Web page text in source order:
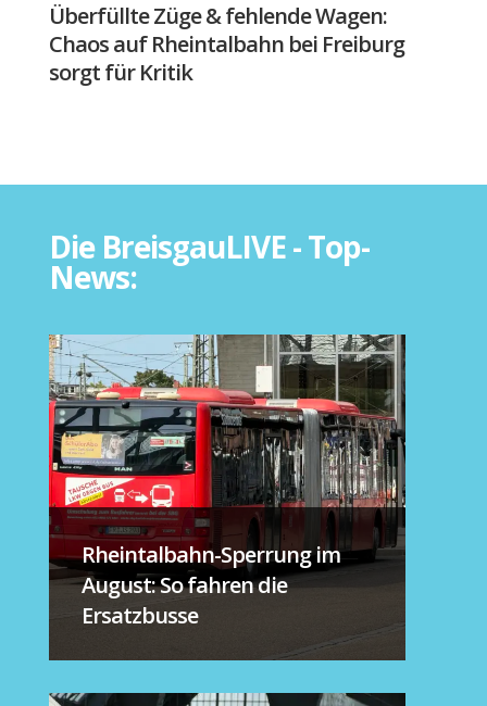
Überfüllte Züge & fehlende Wagen:
Chaos auf Rheintalbahn bei Freiburg
sorgt für Kritik
Die BreisgauLIVE - Top-
News:
Rheintalbahn-Sperrung im
August: So fahren die
Ersatzbusse